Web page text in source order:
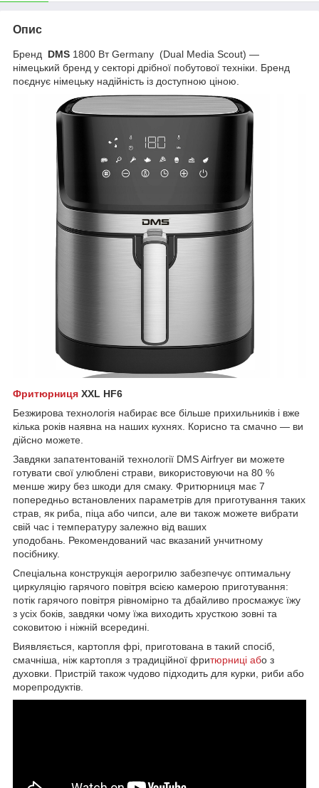
Опис
Бренд DMS 1800 Вт Germany (Dual Media Scout) —
німецький бренд у секторі дрібної побутової техніки. Бренд
поєднує німецьку надійність із доступною ціною.
Фритюрниця XXL HF6
Безжирова технологія набирає все більше прихильників і вже
кілька років наявна на наших кухнях. Корисно та смачно — ви
дійсно можете.
Завдяки запатентованій технології DMS Airfryer ви можете
готувати свої улюблені страви, використовуючи на 80 %
менше жиру без шкоди для смаку. Фритюрниця має 7
попередньо встановлених параметрів для приготування таких
страв, як риба, піца або чипси, але ви також можете вибрати
свій час і температуру залежно від ваших
уподобань. Рекомендований час вказаний унчитному
посібнику.
Спеціальна конструкція аерогрилю забезпечує оптимальну
циркуляцію гарячого повітря всією камерою приготування:
потік гарячого повітря рівномірно та дбайливо просмажує їжу
з усіх боків, завдяки чому їжа виходить хрусткою зовні та
соковитою і ніжній всередині.
Виявляється, картопля фрі, приготована в такий спосіб,
смачніша, ніж картопля з традиційної фритюрниці або з
духовки. Пристрій також чудово підходить для курки, риби або
морепродуктів.